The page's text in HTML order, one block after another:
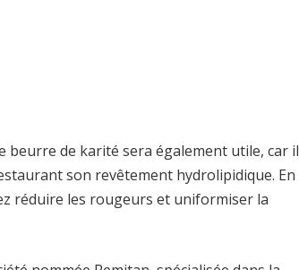
de karité sera également utile, car il
son revêtement hydrolipidique. En
réduire les rougeurs et uniformiser la